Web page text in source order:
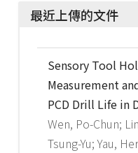
最近上傳的文件
Sensory Tool
Measurement
PCD Drill Life in
Wen, Po-Chun;
Tsung-Yu; Yau,